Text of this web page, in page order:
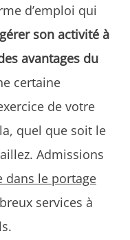
d’emploi qui
son activité à
avantages du
certaine
de votre
quel que soit le
Admissions
dans le portage
services à